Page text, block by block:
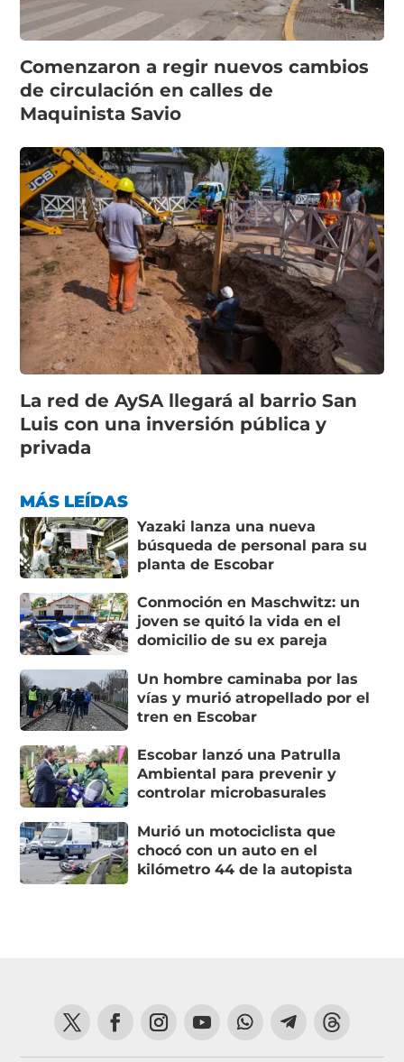
Comenzaron a regir nuevos cambios
de circulación en calles de
Maquinista Savio
La red de AySA llegará al barrio San
Luis con una inversión pública y
privada
MÁS LEÍDAS
Yazaki lanza una nueva
búsqueda de personal para su
planta de Escobar
Conmoción en Maschwitz: un
joven se quitó la vida en el
domicilio de su ex pareja
Un hombre caminaba por las
vías y murió atropellado por el
tren en Escobar
Escobar lanzó una Patrulla
Ambiental para prevenir y
controlar microbasurales
Murió un motociclista que
chocó con un auto en el
kilómetro 44 de la autopista